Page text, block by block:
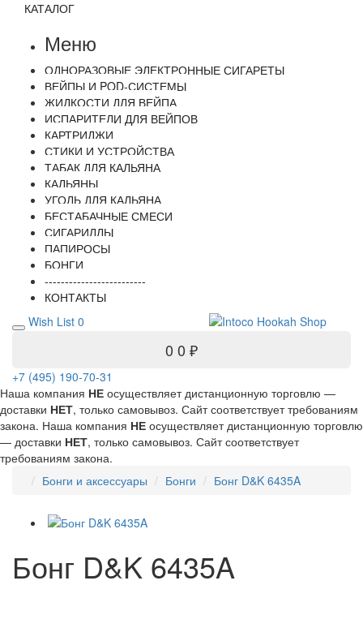
КАТАЛОГ
Меню
ОДНОРАЗОВЫЕ ЭЛЕКТРОННЫЕ СИГАРЕТЫ
ВЕЙПЫ И POD-СИСТЕМЫ
ЖИДКОСТИ ДЛЯ ВЕЙПА
ИСПАРИТЕЛИ ДЛЯ ВЕЙПОВ
КАРТРИДЖИ
СТИКИ И УСТРОЙСТВА
ТАБАК ДЛЯ КАЛЬЯНА
КАЛЬЯНЫ
УГОЛЬ ДЛЯ КАЛЬЯНА
БЕСТАБАЧНЫЕ СМЕСИ
СИГАРИЛЛЫ
ПАПИРОСЫ
БОНГИ
-------------------------
КОНТАКТЫ
Wish List 0
0 0 ₽
+7 (495) 190-70-31
Наша компания НЕ осуществляет дистанционную торговлю —
доставки НЕТ, только самовывоз. Сайт соответствует требованиям
закона. Наша компания НЕ осуществляет дистанционную торговлю
— доставки НЕТ, только самовывоз. Сайт соответствует
требованиям закона.
Бонги и аксессуары
Бонги Бонг D&K 6435A
Бонг D&K 6435A